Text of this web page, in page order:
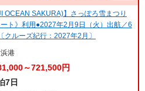
OCEAN SAKURA)】さっぽろ雪まつり
ト》利用●2027年2月9日（火）出航／6
ルーズ紀行：2027年2月〕
港
～721,500円
7日